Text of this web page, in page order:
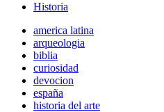
Historia
america latina
arqueologia
biblia
curiosidad
devocion
españa
historia del arte